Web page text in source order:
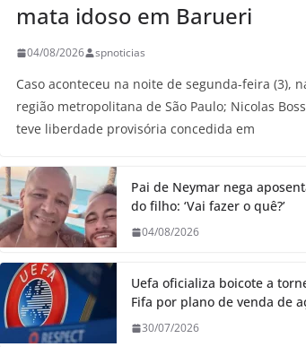
mata idoso em Barueri
04/08/2026 spnoticias
Caso aconteceu na noite de segunda-feira (3),
região metropolitana de São Paulo; Nicolas
teve liberdade provisória concedida em
Pai de Neymar nega
do filho: ‘Vai fazer o quê?’
04/08/2026
Uefa oficializa boicote a
Fifa por plano de venda de
30/07/2026